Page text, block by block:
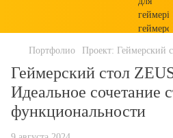
Портфолио Проект: Геймерский
Геймерский стол
Идеальное сочетание
функциональности